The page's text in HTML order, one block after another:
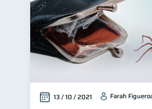
13 / 10 / 2021 Farah